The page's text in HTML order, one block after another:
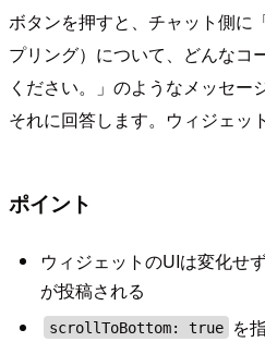
ボタンを押すと、チャット側に
プリング）について、どんなコ
ください。」のようなメッセー
それに回答します。ウィジェッ
ポイント
ウィジェットのUIは変化せ
が投稿される
scrollToBottom: true
を